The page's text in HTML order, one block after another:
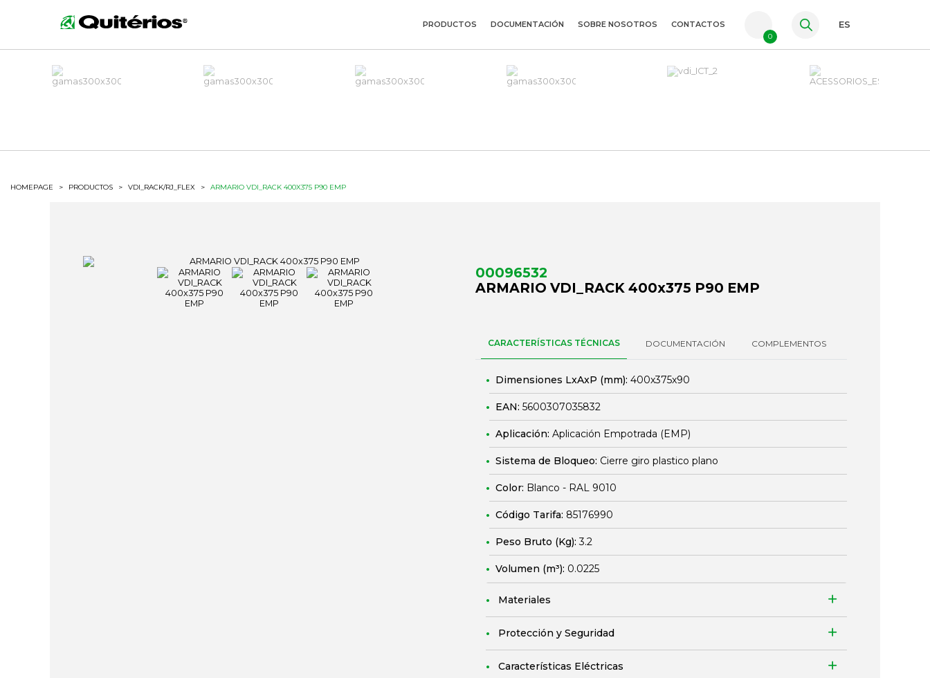
FR
PRODUCTOS DOCUMENTACIÓN SOBRE NOSOTROS CONTACTOS
0
ES
HOMEPAGE > PRODUCTOS > VDI_RACK/RJ_FLEX > ARMARIO VDI_RACK 400X375 P90 EMP
00096532
ARMARIO VDI_RACK 400x375 P90 EMP
CARACTERÍSTICAS TÉCNICAS DOCUMENTACIÓN COMPLEMENTOS
Dimensiones LxAxP (mm): 400x375x90
EAN: 5600307035832
Aplicación: Aplicación Empotrada (EMP)
Sistema de Bloqueo: Cierre giro plastico plano
Color: Blanco - RAL 9010
Código Tarifa: 85176990
Peso Bruto (Kg):3.2
Volumen (m³): 0.0225
Materiales
Protección y Seguridad
Características Eléctricas